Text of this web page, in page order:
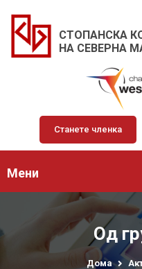
СТОПАНСКА
НА СЕВЕРНА
Станете членка
Мени
Од
Дома